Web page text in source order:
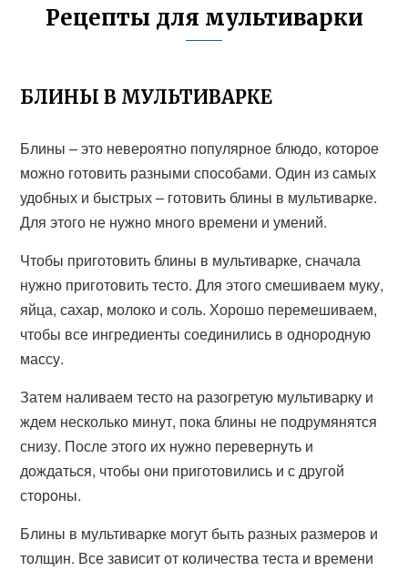
Рецепты для мультиварки
БЛИНЫ В МУЛЬТИВАРКЕ
Блины – это невероятно популярное блюдо, которое
можно готовить разными способами. Один из самых
удобных и быстрых – готовить блины в мультиварке.
Для этого не нужно много времени и умений.
Чтобы приготовить блины в мультиварке, сначала
нужно приготовить тесто. Для этого смешиваем муку,
яйца, сахар, молоко и соль. Хорошо перемешиваем,
чтобы все ингредиенты соединились в однородную
массу.
Затем наливаем тесто на разогретую мультиварку и
ждем несколько минут, пока блины не подрумянятся
снизу. После этого их нужно перевернуть и
дождаться, чтобы они приготовились и с другой
стороны.
Блины в мультиварке могут быть разных размеров и
толщин. Все зависит от количества теста и времени